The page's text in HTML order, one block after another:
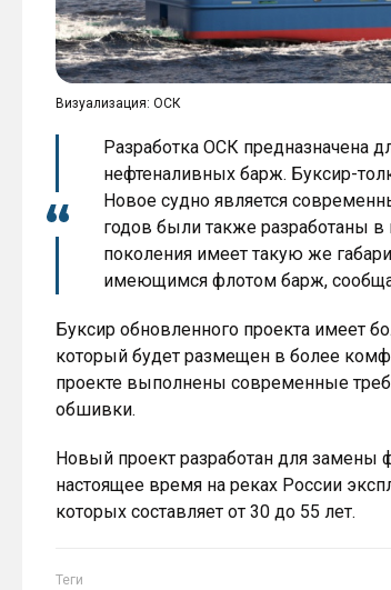
Визуализация: ОСК
Разработка ОСК предназначена
нефтеналивных барж. Буксир-
Новое судно является
годов были также разработаны
поколения имеет такую же
имеющимся флотом барж,
Буксир обновленного проекта имеет
который будет размещен в более
проекте выполнены современные
обшивки.
Новый проект разработан для замены
настоящее время на реках России
которых составляет от 30 до 55 лет.
Теги